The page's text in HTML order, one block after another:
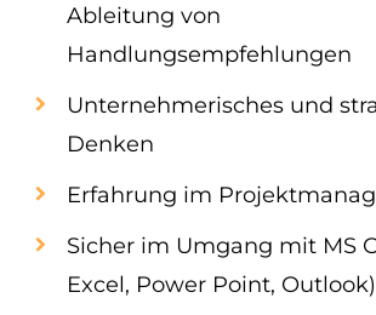
Ableitung von
Handlungsempfehlungen
Unternehmerisches und
Denken
Erfahrung im
Sicher im Umgang mit MS
Excel, Power Point, Outlook)